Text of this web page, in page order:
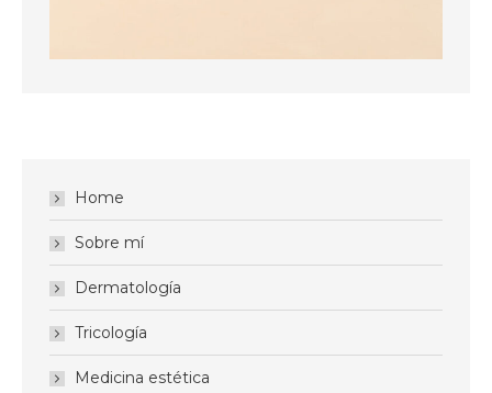
Home
Sobre mí
Dermatología
Tricología
Medicina estética